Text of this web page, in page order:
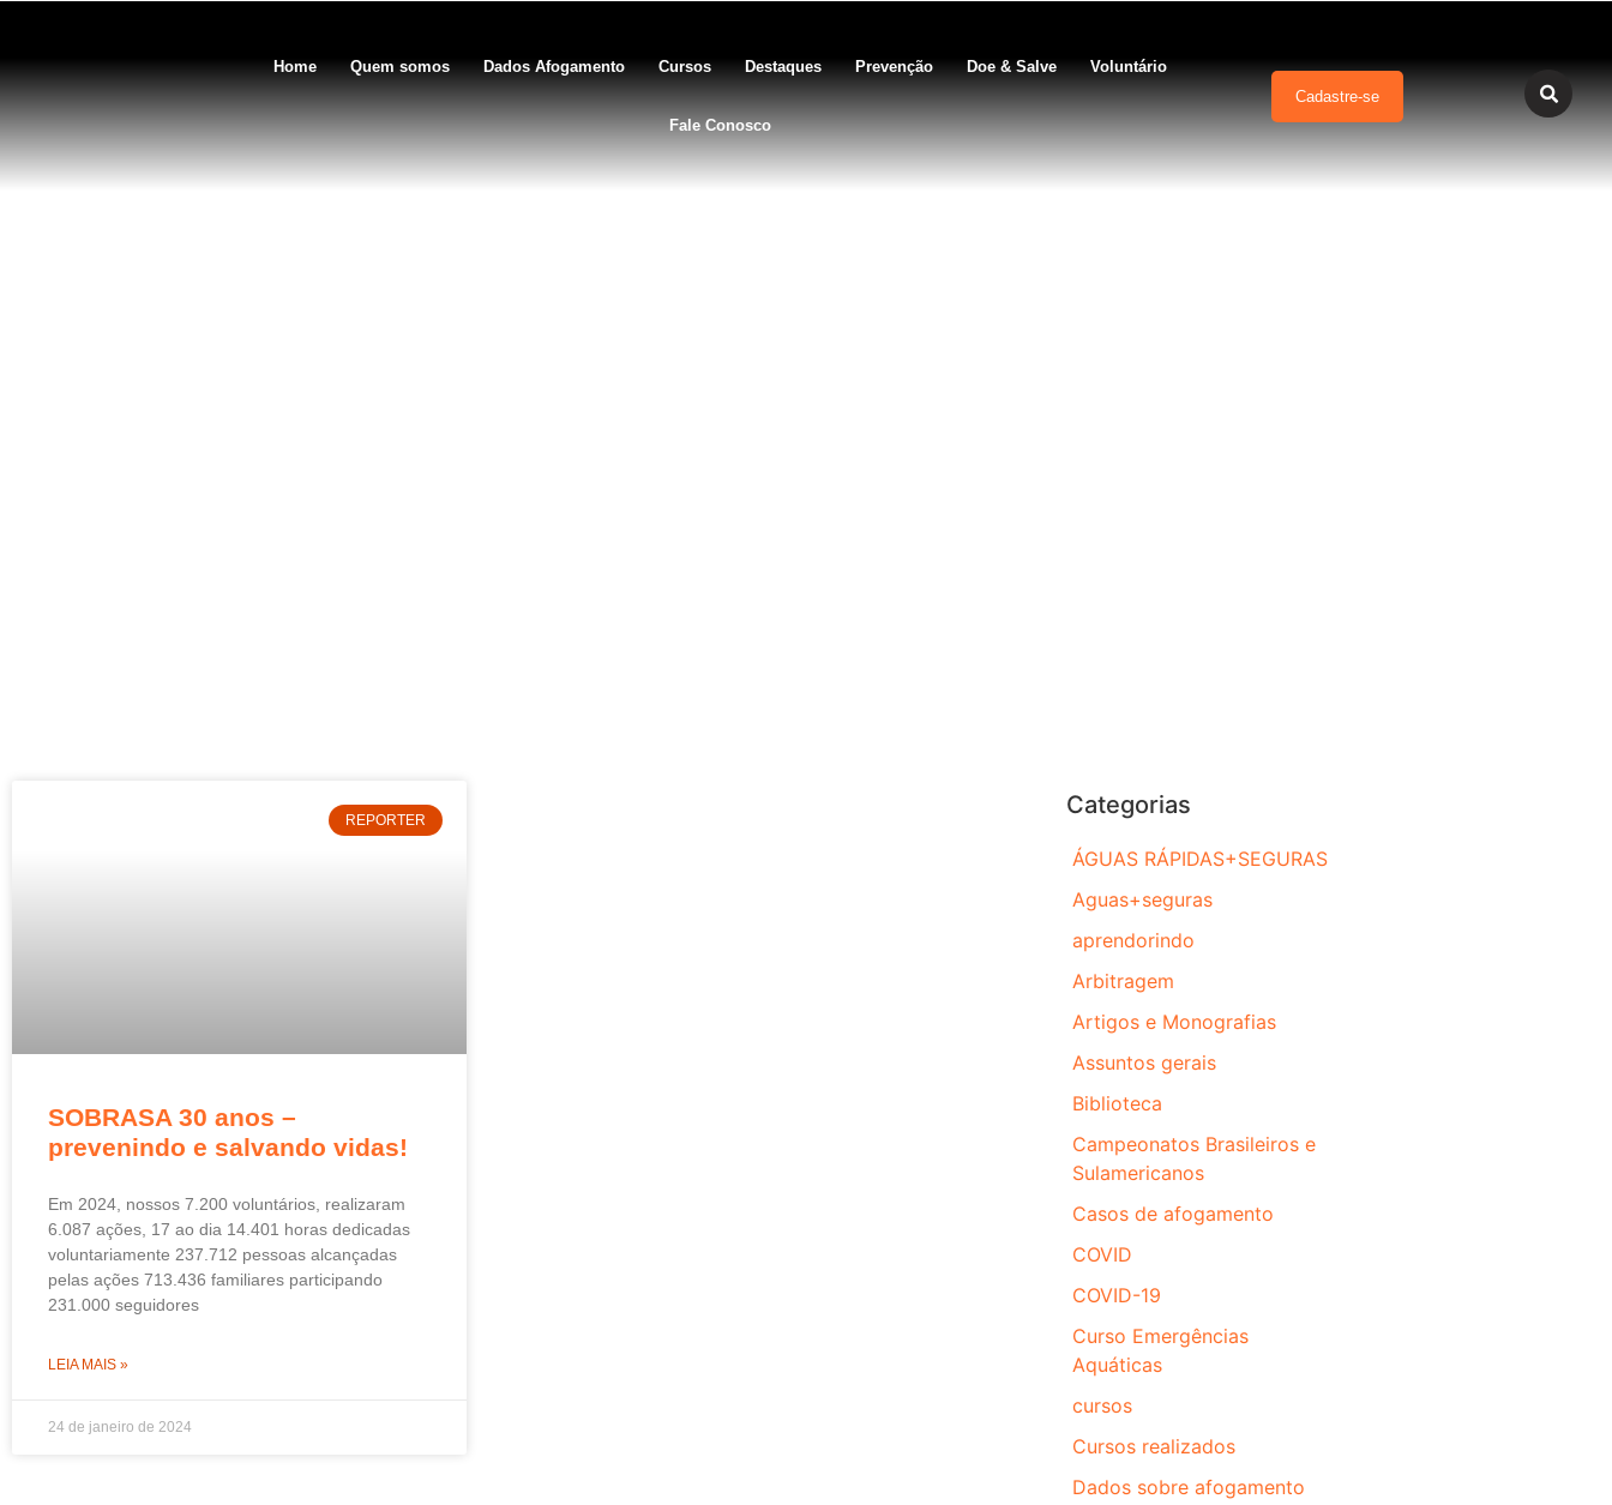
Home Quem somos Dados Afogamento Cursos Destaques Prevenção Doe & Salve Voluntário
Fale Conosco
Cadastre-se
REPORTER
SOBRASA 30 anos –
prevenindo e salvando vidas!
Em 2024, nossos 7.200 voluntários, realizaram
6.087 ações, 17 ao dia 14.401 horas dedicadas
voluntariamente 237.712 pessoas alcançadas
pelas ações 713.436 familiares participando
231.000 seguidores
LEIA MAIS »
24 de janeiro de 2024
Categorias
ÁGUAS RÁPIDAS+SEGURAS
Aguas+seguras
aprendorindo
Arbitragem
Artigos e Monografias
Assuntos gerais
Biblioteca
Campeonatos Brasileiros e
Sulamericanos
Casos de afogamento
COVID
COVID-19
Curso Emergências
Aquáticas
cursos
Cursos realizados
Dados sobre afogamento